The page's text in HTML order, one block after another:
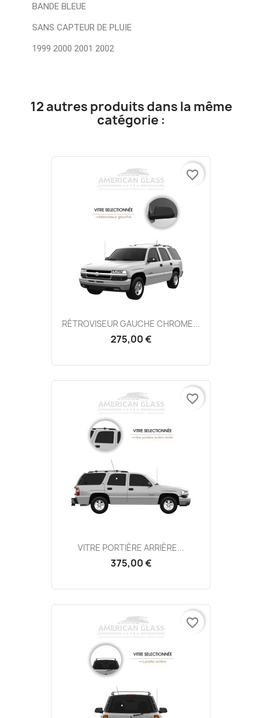
BANDE BLEUE
SANS CAPTEUR DE PLUIE
1999 2000 2001 2002
12 autres produits dans la même
catégorie :
RÉTROVISEUR GAUCHE CHROME...
275,00 €
favorite_border
VITRE PORTIÈRE ARRIÈRE...
375,00 €
favorite_border
favorite_border